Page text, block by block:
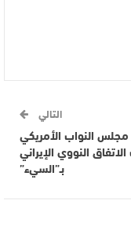
التالي
النواب الأمريكي
النووي الإيراني
بـ”السيء”